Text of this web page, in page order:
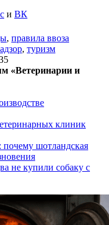
и ВК
, правила ввоза
, туризм
«Ветеринарии и
клиник
шотландская
не купили собаку с